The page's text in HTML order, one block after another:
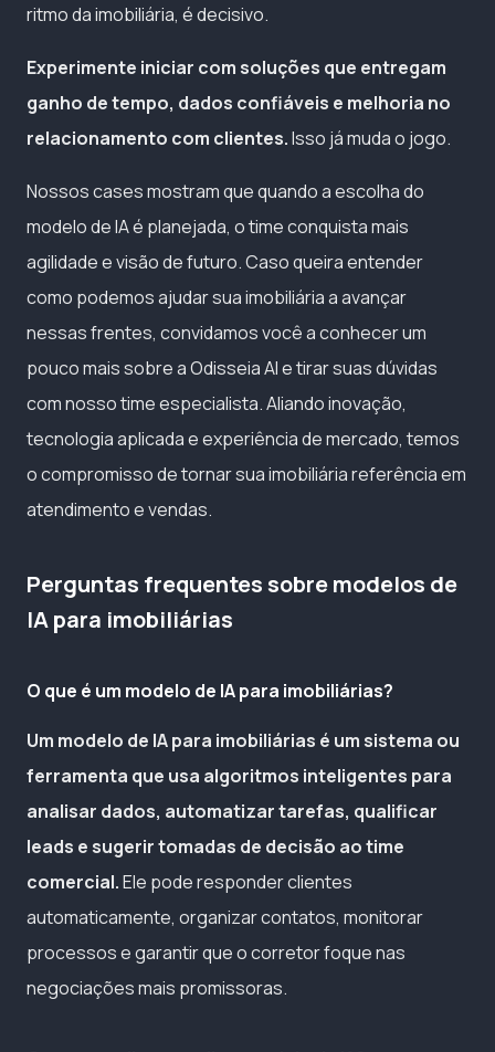
ritmo da imobiliária, é decisivo.
Experimente iniciar com soluções que entregam
ganho de tempo, dados confiáveis e melhoria no
relacionamento com clientes.Isso já muda o jogo.
Nossos cases mostram que quando a escolha do
modelo de IA é planejada, o time conquista mais
agilidade e visão de futuro. Caso queira entender
como podemos ajudar sua imobiliária a avançar
nessas frentes, convidamos você a conhecer um
pouco mais sobre a Odisseia AI e tirar suas dúvidas
com nosso time especialista. Aliando inovação,
tecnologia aplicada e experiência de mercado, temos
o compromisso de tornar sua imobiliária referência em
atendimento e vendas.
Perguntas frequentes sobre modelos de
IA para imobiliárias
O que é um modelo de IA para imobiliárias?
Um modelo de IA para imobiliárias é um sistema ou
ferramenta que usa algoritmos inteligentes para
analisar dados, automatizar tarefas, qualificar
leads e sugerir tomadas de decisão ao time
comercial.Ele pode responder clientes
automaticamente, organizar contatos, monitorar
processos e garantir que o corretor foque nas
negociações mais promissoras.